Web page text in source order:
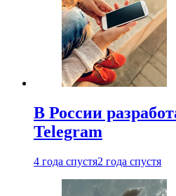
В России
Telegram
4 года спустя2 года спустя